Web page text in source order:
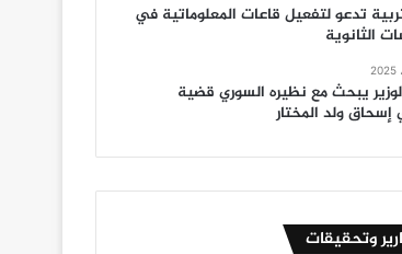
تدعو لتفعيل قاعات المعلوماتية في
الثانوية
يبحث مع نظيره السوري قضية
ولد المختار
وتحقيقات